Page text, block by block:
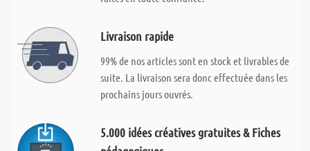
Livraison rapide
99% de nos articles sont en stock et livrables de
suite. La livraison sera donc effectuée dans les
prochains jours ouvrés.
5.000 idées créatives gratuites & Fiches